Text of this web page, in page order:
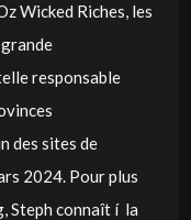
Wicked Riches, les
responsable
des sites de
2024. Pour plus
Steph connaît í la